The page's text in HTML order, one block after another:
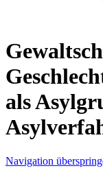
als
Navigation